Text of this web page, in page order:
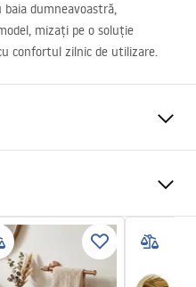
dumneavoastră,
mizați pe o soluție
confortul zilnic de utilizare.
Cu șuruburi
50mm
50mm
_24.pdf